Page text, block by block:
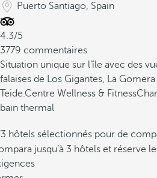
Puerto Santiago, Spain
4.3/5
3779 commentaires
Situation unique sur l’île avec des
falaises de Los Gigantes, La Gomera
Teide.Centre Wellness & Fitness
bain thermal
hôtels sélectionnés pour de
jusqu’à 3 hôtels et réserve